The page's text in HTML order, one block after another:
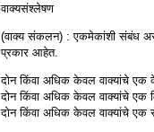
वाक्यसंश्लेषण
(वाक्य संकलन) : एकमेकांशी संबंध
प्रकार आहेत.
दोन किंवा अधिक केवल वाक्यांचे एक
दोन किंवा अधिक केवल वाक्यांचे एक
दोन किंवा अधिक केवल वाक्यांचे एक